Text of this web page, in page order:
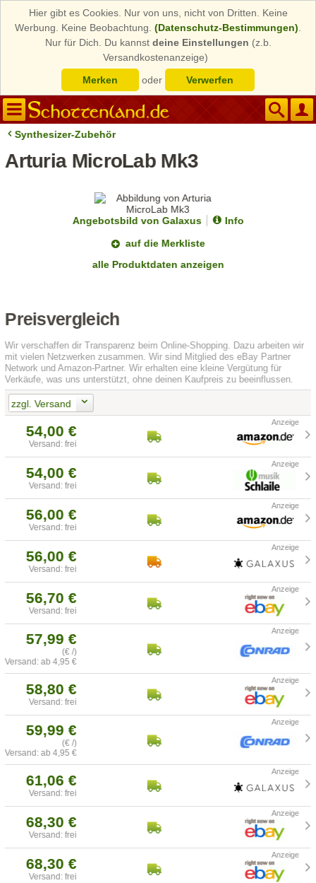
Hier gibt es Cookies. Nur von uns, nicht von Dritten. Keine
Werbung. Keine Beobachtung. (Datenschutz-Bestimmungen)
Nur für Dich. Du kannst deine Einstellungen (z.b.
Versandkostenanzeige)
Merken
oder Verwerfen
Synthesizer-Zubehör
Arturia MicroLab Mk3
Angebotsbild von Galaxus
Info
auf die Merkliste
alle Produktdaten anzeigen
Preisvergleich
Wir verschaffen dir Transparenz beim Online-Shopping. Dazu arbeiten wir
mit vielen Netzwerken zusammen. Wir sind Mitglied des eBay Partner
Network und Amazon-Partner. Wir erhalten eine kleine Vergütung für
Verkäufe, was uns unterstützt, ohne deinen Kaufpreis zu beeinflussen.
zzgl. Versand
54,00 €
Versand: frei
54,00 €
Versand: frei
56,00 €
Versand: frei
56,00 €
Versand: frei
56,70 €
Versand: frei
57,99 €
(€ /)
Versand: ab 4,95 €
58,80 €
Versand: frei
59,99 €
(€ /)
Versand: ab 4,95 €
61,06 €
Versand: frei
68,30 €
Versand: frei
68,30 €
Versand: frei